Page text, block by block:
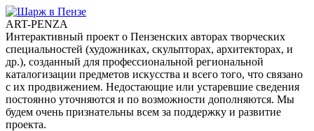
ART-PENZA
Интерактивный проект о Пензенских авторах творческих
специальностей (художниках, скульпторах, архитекторах, и
др.), созданный для профессиональной региональной
каталогизации предметов искусства и всего того, что связано
с их продвижением. Недостающие или устаревшие сведения
постоянно уточняются и по возможности дополняются. Мы
будем очень признательны всем за поддержку и развитие
проекта.